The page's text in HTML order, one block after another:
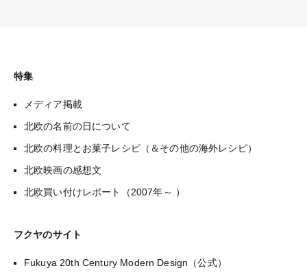
特集
メディア掲載
北欧の名前の日について
北欧の料理とお菓子レシピ（＆その他の海外レシピ）
北欧映画の感想文
北欧買い付けレポート（2007年～ ）
フクヤのサイト
Fukuya 20th Century Modern Design（公式）